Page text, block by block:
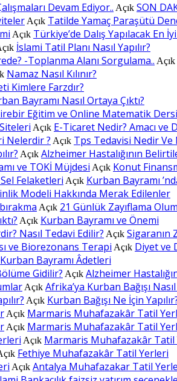
Devam Ediyor.. Açık SON
Açık Tatilde Yamaç Paraşütü
Açık Türkiye’de Dalış Yapılacak En
İslami Tatil Planı Nasıl Yapılır?
-Toplanma Alanı Sorgulama.. Açık
Namaz Nasıl Kılınır?
Kimlere Farzdır?
Bayramı Nasıl Ortaya Çıktı?
Eğitim ve Online Matematik Dersi
Açık E-Ticaret Nedir? Amacı ve
Nelerdir ? Açık Tps Tedavisi Nedir Ve
Açık Alzheimer Hastalığının
ve TOKİ Müjdesi Açık Konut
Felaketleri Açık Kurban Bayramı
Modeli Hakkında Merak Edilenler
Açık 21 Günlük Zayıflama
Açık Kurban Bayramı ve Önemi
Nasıl Tedavi Edilir? Açık Sigaranın
ve Biorezonans Terapi Açık Diyet ve
Kurban Bayramı Âdetleri
Gidilir? Açık Alzheimer
Açık Afrika’ya Kurban Bağışı Nasıl
Açık Kurban Bağışı Ne İçin
Açık Marmaris Muhafazakâr Tatil
Açık Marmaris Muhafazakâr Tatil
Açık Marmaris Muhafazakâr Tatil
Fethiye Muhafazakâr Tatil Yerleri
Açık Antalya Muhafazakar Tatil